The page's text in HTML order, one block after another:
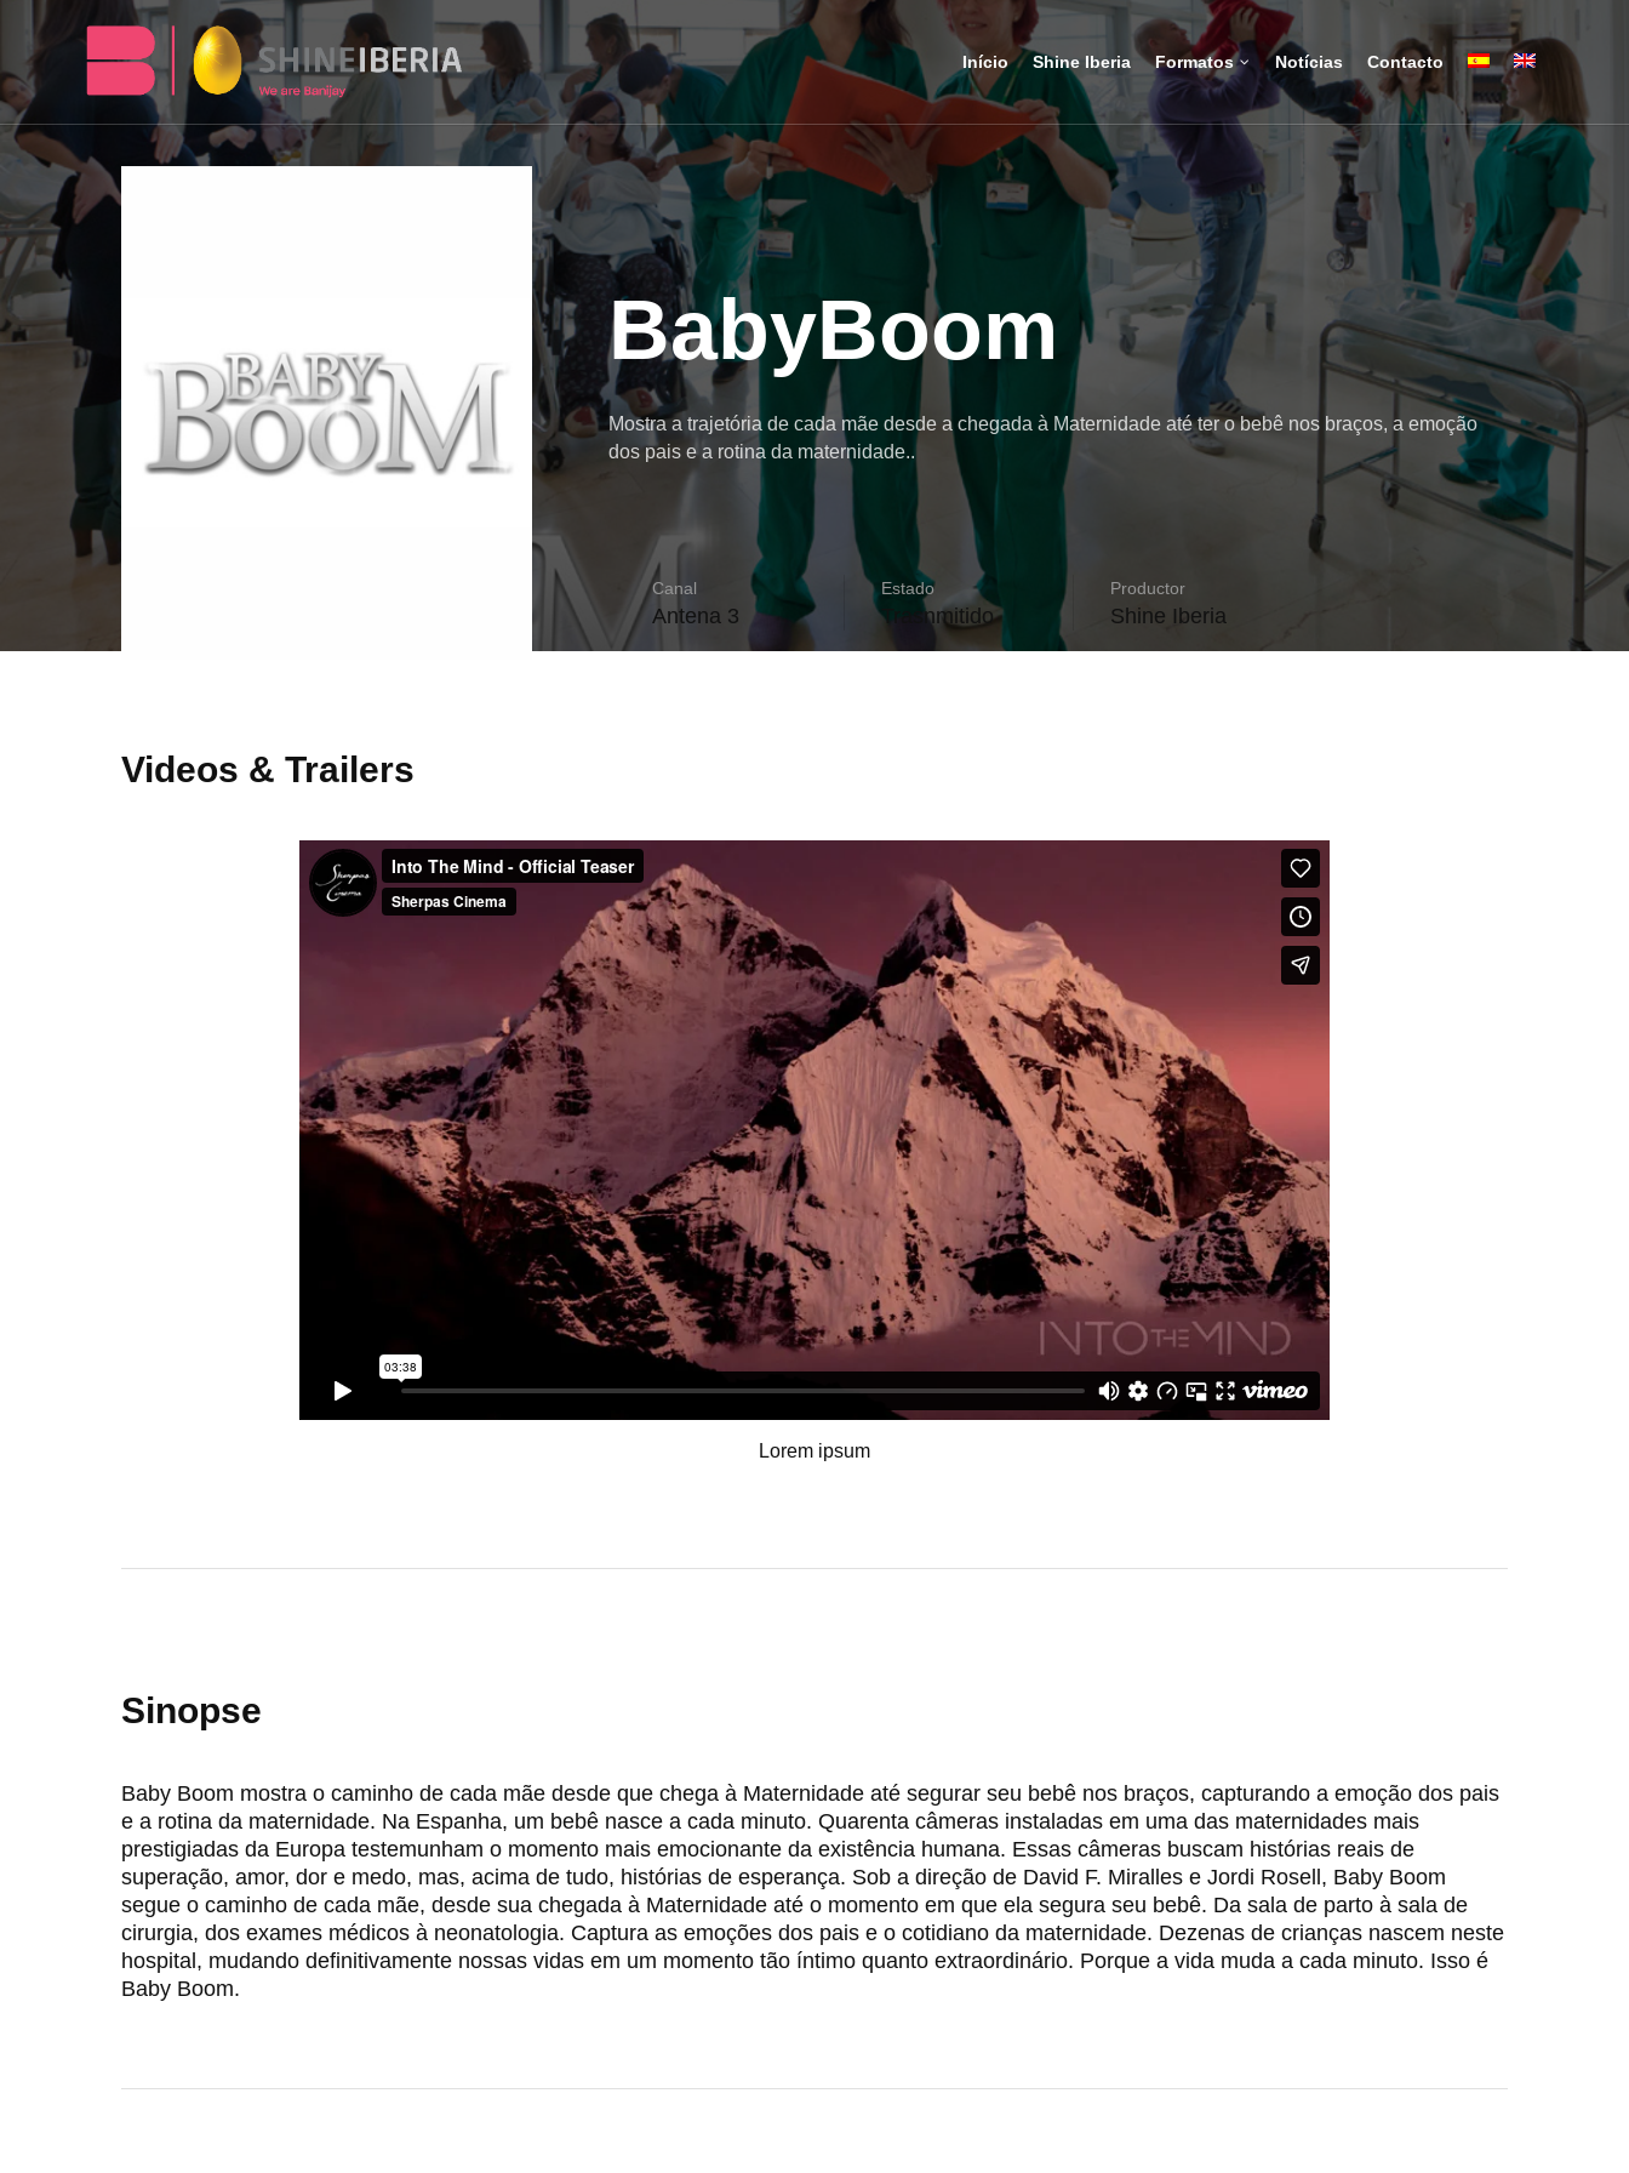
Início Shine Iberia Formatos Notícias Contacto
BabyBoom
Mostra a trajetória de cada mãe desde a chegada à Maternidade até ter o bebê nos braços, a emoção
dos pais e a rotina da maternidade..
Canal
Antena 3
Estado
Trasnmitido
Productor
Shine Iberia
Videos & Trailers
Lorem ipsum
Sinopse
Baby Boom mostra o caminho de cada mãe desde que chega à Maternidade até segurar seu bebê nos braços, capturando a emoção dos pais
e a rotina da maternidade. Na Espanha, um bebê nasce a cada minuto. Quarenta câmeras instaladas em uma das maternidades mais
prestigiadas da Europa testemunham o momento mais emocionante da existência humana. Essas câmeras buscam histórias reais de
superação, amor, dor e medo, mas, acima de tudo, histórias de esperança. Sob a direção de David F. Miralles e Jordi Rosell, Baby Boom
segue o caminho de cada mãe, desde sua chegada à Maternidade até o momento em que ela segura seu bebê. Da sala de parto à sala de
cirurgia, dos exames médicos à neonatologia. Captura as emoções dos pais e o cotidiano da maternidade. Dezenas de crianças nascem neste
hospital, mudando definitivamente nossas vidas em um momento tão íntimo quanto extraordinário. Porque a vida muda a cada minuto. Isso é
Baby Boom.